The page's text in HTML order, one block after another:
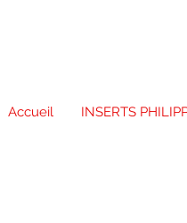
Accueil INSERTS